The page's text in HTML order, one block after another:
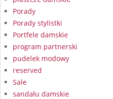
Porady
Porady stylistki
Portfele damskie
program partnerski
pudelek modowy
reserved
Sale
sandału damskie